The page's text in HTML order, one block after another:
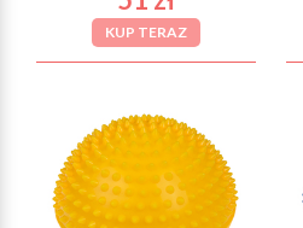
KUP TERAZ